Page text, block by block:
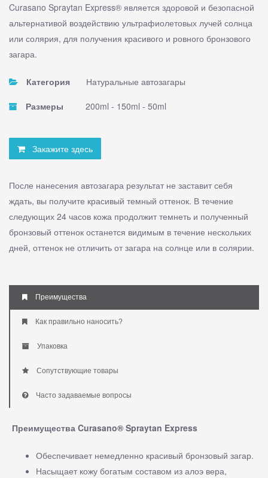
Curasano Spraytan Express® является здоровой и безопасной
альтернативой воздействию ультрафиолетовых лучей солнца
или солярия, для получения красивого и ровного бронзового
загара.
Категория Натуральные автозагары
Размеры 200ml - 150ml - 50ml
Закажите здесь
После нанесения автозагара результат не заставит себя
ждать, вы получите красивый темный оттенок. В течение
следующих 24 часов кожа продолжит темнеть и полученный
бронзовый оттенок останется видимым в течение нескольких
дней, оттенок не отличить от загара на солнце или в солярии.
Преимущества
Как правильно наносить?
Упаковка
Сопутствующие товары
Часто задаваемые вопросы
Преимущества Curasano® Spraytan Express
Обеспечивает немедленно красивый бронзовый загар.
Насыщает кожу богатым составом из алоэ вера,